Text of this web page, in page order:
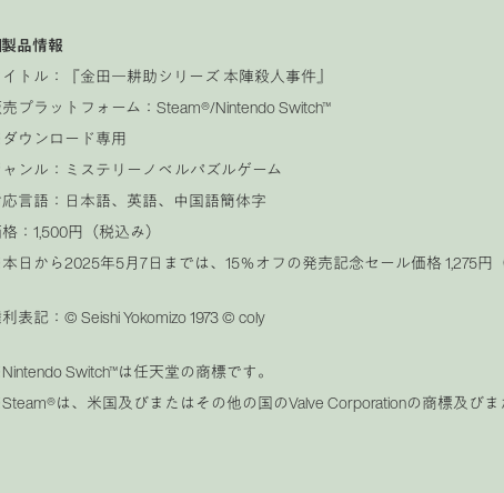
品情報
トル：『金田一耕助シリーズ 本陣殺人事件』
プラットフォーム：Steam®︎/Nintendo Switch™
ウンロード専用
ャンル：ミステリーノベルパズルゲーム
言語：日本語、英語、中国語簡体字
：1,500円（税込み）
日から2025年5月7日までは、15％オフの発売記念セール価格 1,275円
表記：© Seishi Yokomizo 1973 © coly
Switch™は任天堂の商標です。
は、米国及びまたはその他の国のValve Corporationの商標及びま